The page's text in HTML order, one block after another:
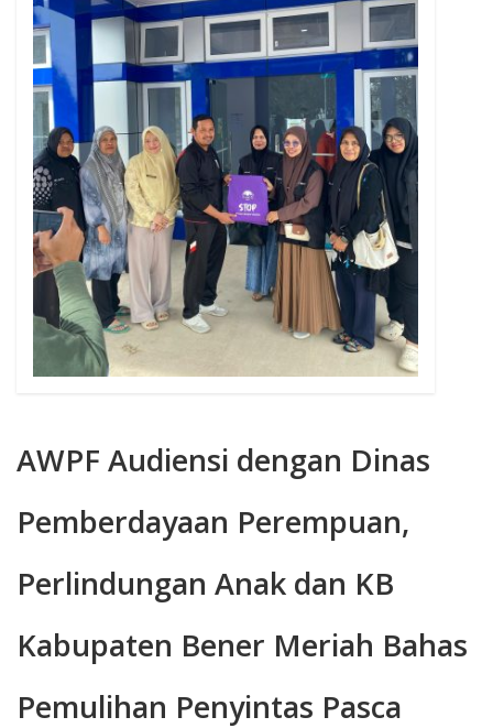
AWPF Audiensi dengan Dinas
Pemberdayaan Perempuan,
Perlindungan Anak dan KB
Kabupaten Bener Meriah Bahas
Pemulihan Penyintas Pasca